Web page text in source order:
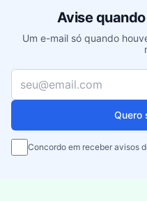
Avise
Um e-mail só quando
Seu e-mail
Quero
Concordo em receber avisos